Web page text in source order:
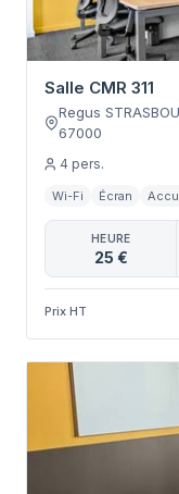
Salle CMR 311
Regus
67000
4 pers.
Wi-Fi Écran
HEURE
25 €
Prix HT